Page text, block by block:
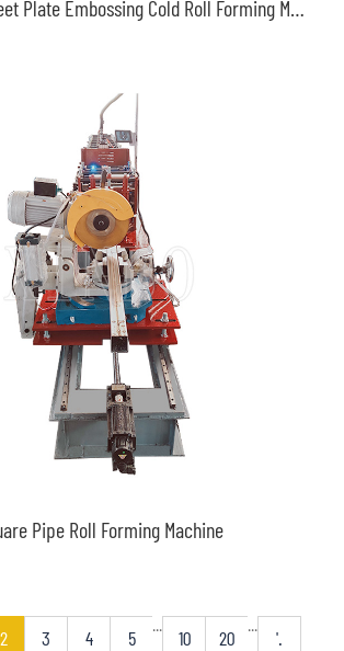
Pipe Roll Forming Machine
2 3 4 5
...
10 20
...
'.